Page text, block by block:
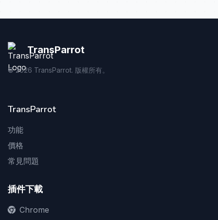
TransParrot
©2026 TransParrot. 版權所有。
TransParrot
功能
價格
常見問題
插件下載
Chrome